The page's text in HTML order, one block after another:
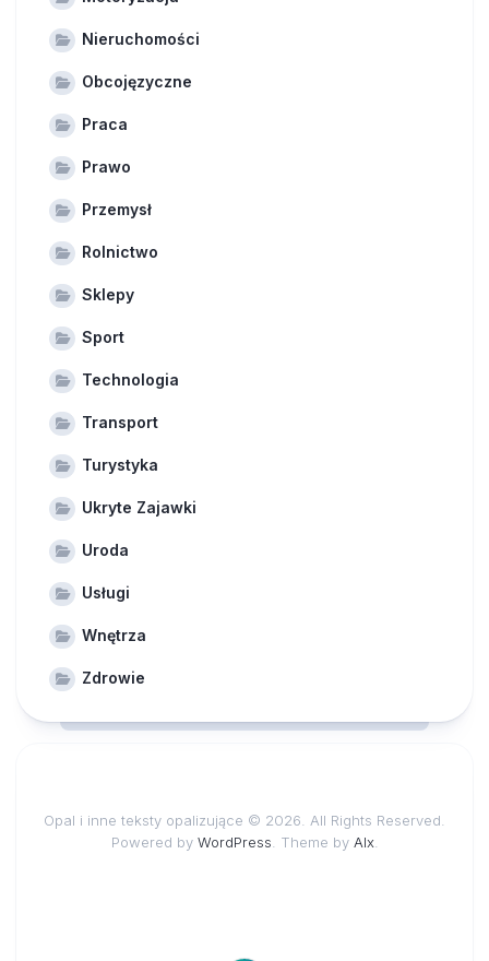
Nieruchomości
Obcojęzyczne
Praca
Prawo
Przemysł
Rolnictwo
Sklepy
Sport
Technologia
Transport
Turystyka
Ukryte Zajawki
Uroda
Usługi
Wnętrza
Zdrowie
Opal i inne teksty opalizujące © 2026. All Rights Reserved.
Powered by WordPress . Theme by Alx